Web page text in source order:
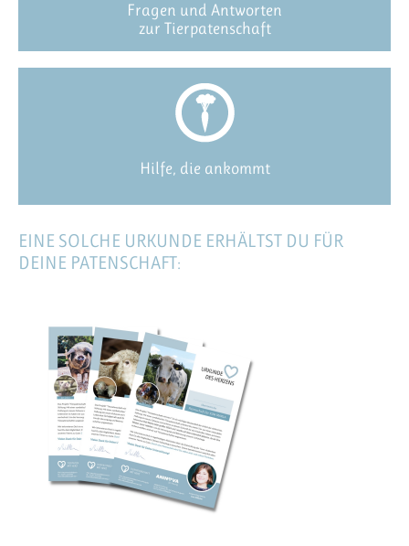
Fragen und Antworten
zur Tierpatenschaft
Hilfe, die ankommt
EINE SOLCHE URKUNDE ERHÄLTST DU FÜR
DEINE PATENSCHAFT: